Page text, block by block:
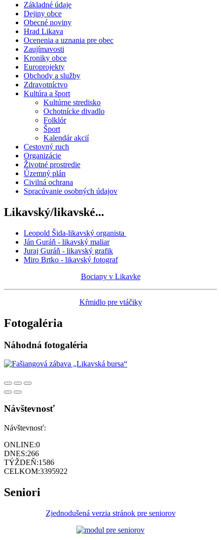
Základné údaje
Dejiny obce
Obecné noviny
Hrad Likava
Ocenenia a uznania pre obec
Zaujímavosti
Kroniky obce
Europrojekty
Obchody a služby
Zdravotníctvo
Kultúra a šport
Kultúrne stredisko
Ochotnícke divadlo
Folklór
Šport
Kalendár akcií
Cestovný ruch
Organizácie
Životné prostredie
Územný plán
Civilná ochrana
Spracúvanie osobných údajov
Likavský/likavské...
Leopold Šida-likavský organista
Ján Guráň - likavský maliar
Juraj Guráň - likavský grafik
Miro Brtko - likavský fotograf
Bociany v Likavke
Kŕmidlo pre vtáčiky
Fotogaléria
Náhodná fotogaléria
Návštevnosť
Návštevnosť:
ONLINE:0
DNES:266
TÝŽDEŇ:1586
CELKOM:3395922
Seniori
Zjednodušená verzia stránok pre seniorov